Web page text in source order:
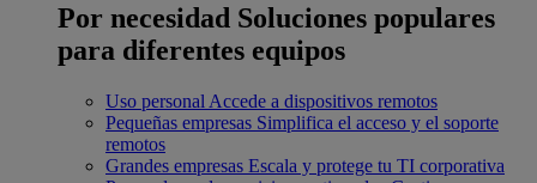
Por necesidad Soluciones populares
para diferentes equipos
Uso personal Accede a dispositivos remotos
Pequeñas empresas Simplifica el acceso y el soporte
remotos
Grandes empresas Escala y protege tu TI corporativa